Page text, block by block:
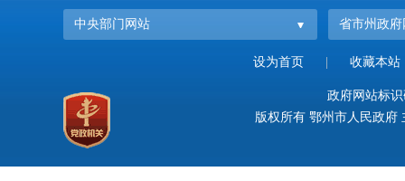
中央部门网站 省市州政府
设为首页 收藏本站
政府网站标
版权所有 鄂州市人民政府